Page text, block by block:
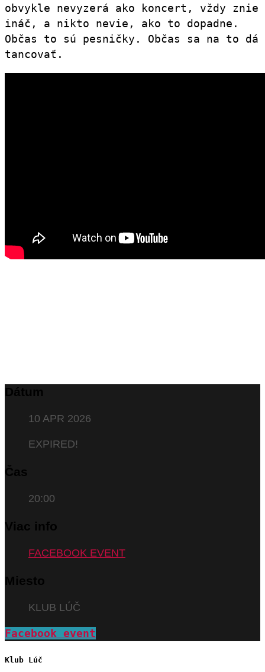
obvykle nevyzerá ako koncert, vždy znie
ináč, a nikto nevie, ako to dopadne.
Občas to sú pesničky. Občas sa na to dá
tancovať.
Dátum
10 APR 2026
EXPIRED!
Čas
20:00
Viac info
FACEBOOK EVENT
Miesto
KLUB LÚČ
Facebook event
Klub Lúč